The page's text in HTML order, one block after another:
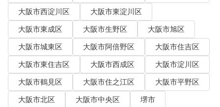
大阪市西淀川区
大阪市東淀川区
大阪市東成区
大阪市生野区
大阪市旭区
大阪市城東区
大阪市阿倍野区
大阪市住吉区
大阪市東住吉区
大阪市西成区
大阪市淀川区
大阪市鶴見区
大阪市住之江区
大阪市平野区
大阪市北区
大阪市中央区
堺市